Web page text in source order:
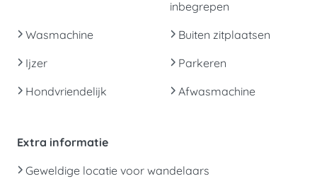
inbegrepen
Wasmachine
Buiten zitplaatsen
Ijzer
Parkeren
Hondvriendelijk
Afwasmachine
Extra informatie
Geweldige locatie voor wandelaars